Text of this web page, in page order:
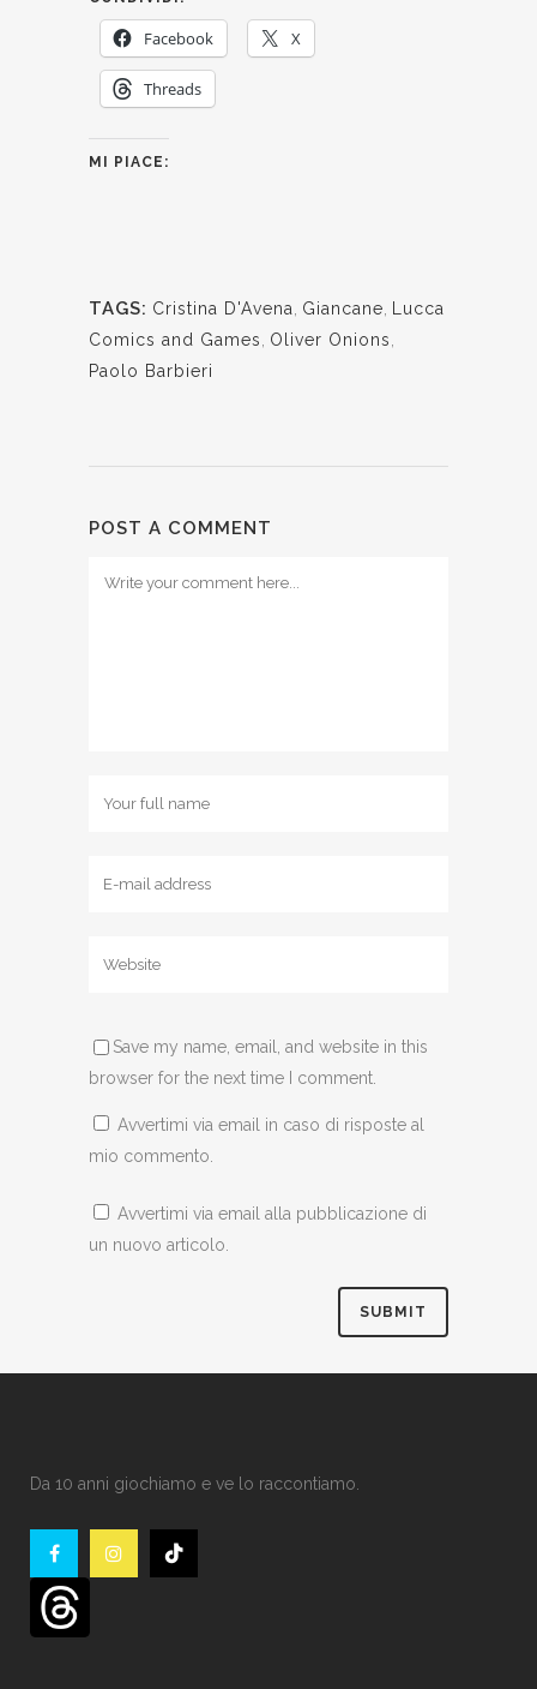
Facebook X
Threads
MI PIACE:
TAGS: Cristina D'Avena Giancane
Lucca
Comics and Games
Oliver Onions
Paolo Barbieri
POST A COMMENT
Save my name, email, and website in this
browser for the next time I comment.
Avvertimi via email in caso di risposte al
mio commento.
Avvertimi via email alla pubblicazione di
un nuovo articolo.
Da 10 anni giochiamo e ve lo raccontiamo.